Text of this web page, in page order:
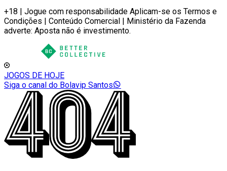
+18 | Jogue com responsabilidade Aplicam-se os Termos e
Condições | Conteúdo Comercial | Ministério da Fazenda
adverte: Aposta não é investimento.
JOGOS DE HOJE
Siga o canal do Bolavip Santos